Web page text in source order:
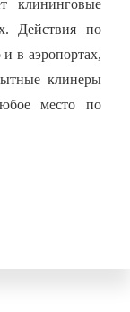
клининговые
Действия по
в аэропортах,
клинеры
место по